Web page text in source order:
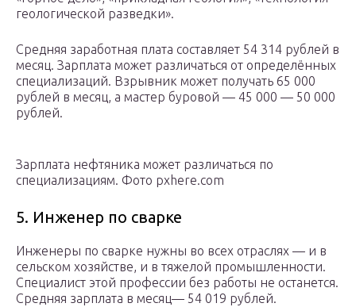
геологической разведки».
Средняя заработная плата составляет 54 314 рублей в
месяц. Зарплата может различаться от определённых
специализаций. Взрывник может получать 65 000
рублей в месяц, а мастер буровой — 45 000 — 50 000
рублей.
Зарплата нефтяника может различаться по
специализациям. Фото pxhere.com
5. Инженер по сварке
Инженеры по сварке нужны во всех отраслях — и в
сельском хозяйстве, и в тяжелой промышленности.
Специалист этой профессии без работы не останется.
Средняя зарплата в месяц— 54 019 рублей.